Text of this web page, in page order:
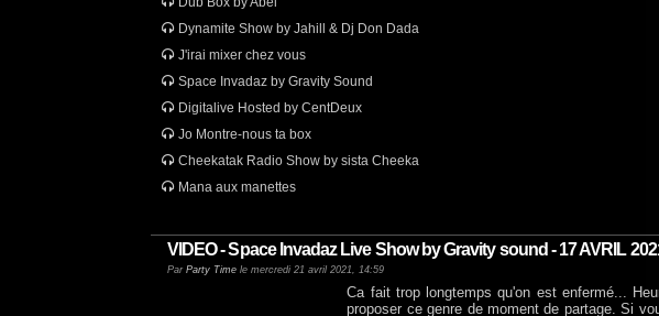
Dynamite Show by Jahill & Dj Don Dada
J'irai mixer chez vous
Space Invadaz by Gravity Sound
Digitalive Hosted by CentDeux
Jo Montre-nous ta box
Cheekatak Radio Show by sista Cheeka
Mana aux manettes
VIDEO - Space Invadaz Live Show by Gravity sound - 17 AVRIL
Par Party Time le mercredi 21 avril 2021, 14:59
Ca fait trop longtemps qu'on est enfermé...
proposer ce genre de moment de partage. Si